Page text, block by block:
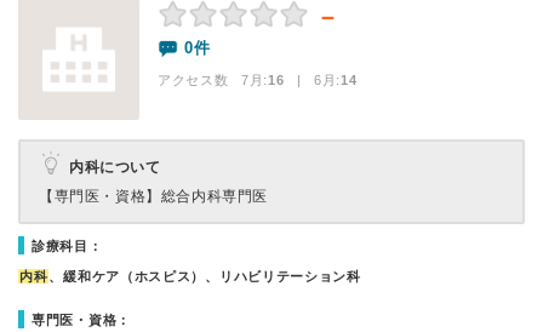
－
0件
アクセス数 7月:16 | 6月:14
内科について
【専門医・資格】 総合内科専門医
診療科目：
内科、緩和ケア（ホスピス）、リハビリテーション科
専門医・資格：